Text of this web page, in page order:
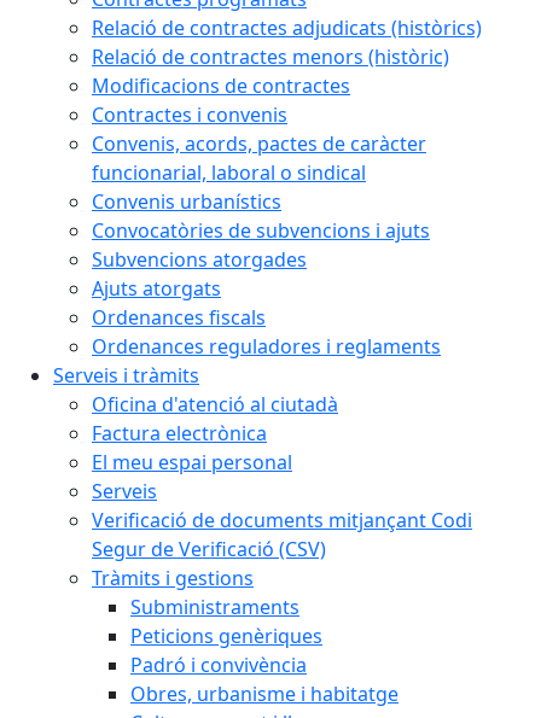
Relació de contractes adjudicats (històrics)
Relació de contractes menors (històric)
Modificacions de contractes
Contractes i convenis
Convenis, acords, pactes de caràcter
funcionarial, laboral o sindical
Convenis urbanístics
Convocatòries de subvencions i ajuts
Subvencions atorgades
Ajuts atorgats
Ordenances fiscals
Ordenances reguladores i reglaments
Serveis i tràmits
Oficina d'atenció al ciutadà
Factura electrònica
El meu espai personal
Serveis
Verificació de documents mitjançant Codi
Segur de Verificació (CSV)
Tràmits i gestions
Subministraments
Peticions genèriques
Padró i convivència
Obres, urbanisme i habitatge